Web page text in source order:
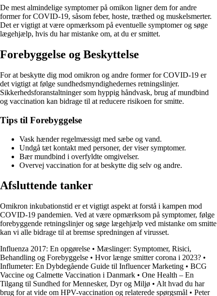
De mest almindelige symptomer på omikon ligner dem for andre
former for COVID-19, såsom feber, hoste, træthed og muskelsmerter.
Det er vigtigt at være opmærksom på eventuelle symptomer og søge
lægehjælp, hvis du har mistanke om, at du er smittet.
Forebyggelse og Beskyttelse
For at beskytte dig mod omikron og andre former for COVID-19 er
det vigtigt at følge sundhedsmyndighedernes retningslinjer.
Sikkerhedsforanstaltninger som hyppig håndvask, brug af mundbind
og vaccination kan bidrage til at reducere risikoen for smitte.
Tips til Forebyggelse
Vask hænder regelmæssigt med sæbe og vand.
Undgå tæt kontakt med personer, der viser symptomer.
Bær mundbind i overfyldte omgivelser.
Overvej vaccination for at beskytte dig selv og andre.
Afsluttende tanker
Omikron inkubationstid er et vigtigt aspekt at forstå i kampen mod
COVID-19 pandemien. Ved at være opmærksom på symptomer, følge
forebyggende retningslinjer og søge lægehjælp ved mistanke om smitte
kan vi alle bidrage til at bremse spredningen af virusset.
Influenza 2017: En opgørelse • Mæslinger: Symptomer, Risici,
Behandling og Forebyggelse • Hvor længe smitter corona i 2023? •
Influmeter: En Dybdegående Guide til Influencer Marketing • BCG
Vaccine og Calmette Vaccination i Danmark • One Health – En
Tilgang til Sundhed for Mennesker, Dyr og Miljø • Alt hvad du har
brug for at vide om HPV-vaccination og relaterede spørgsmål • Peter